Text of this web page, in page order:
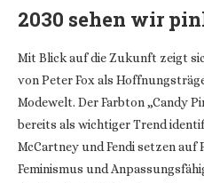
2030 sehen wir
Mit Blick auf die Zukunft zeigt
von Peter Fox als
Modewelt. Der Farbton „Candy
bereits als wichtiger Trend
McCartney und Fendi setzen auf
Feminismus und